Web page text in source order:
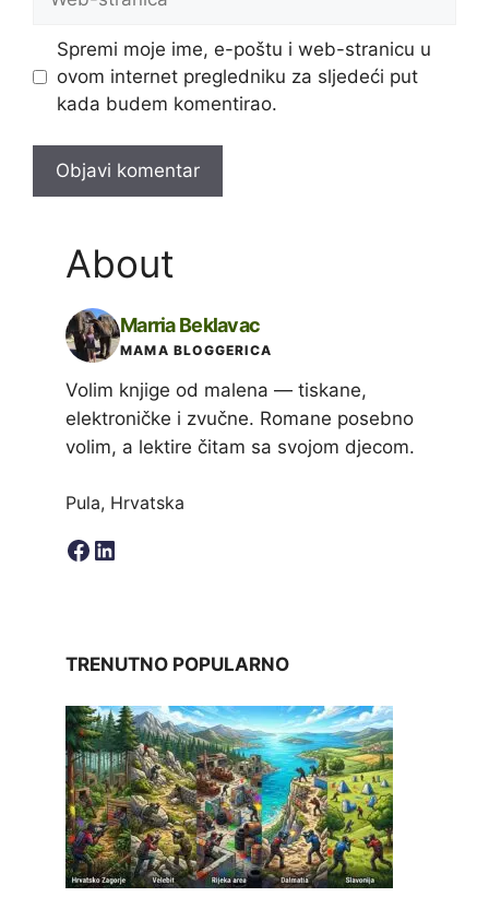
stranica
Spremi moje ime, e-poštu i web-stranicu u
ovom internet pregledniku za sljedeći put
kada budem komentirao.
About
Marria Beklavac
MAMA BLOGGERICA
Volim knjige od malena — tiskane,
elektroničke i zvučne. Romane posebno
volim, a lektire čitam sa svojom djecom.
Pula, Hrvatska
Facebook
LinkedIn
TRENUTNO POPULARNO